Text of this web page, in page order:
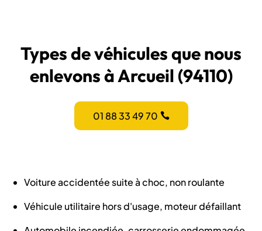
Types de véhicules que nous
enlevons à Arcueil (94110)
01 88 33 49 70
Voiture accidentée suite à choc, non roulante
Véhicule utilitaire hors d'usage, moteur défaillant